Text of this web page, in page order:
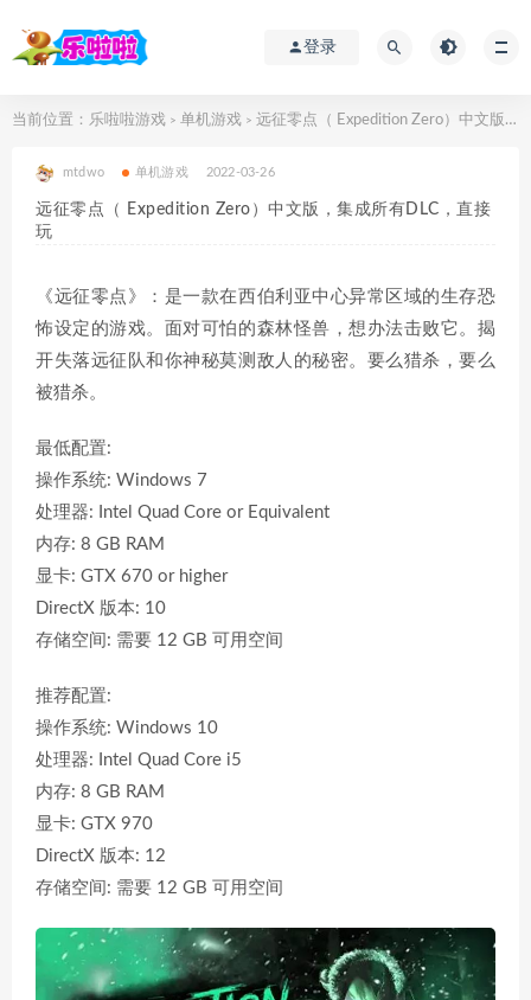
登录
当前位置： 乐啦啦游戏 > 单机游戏 > 远征零点（ Expedition Zero）中文版，集成所有DLC，直接玩
mtdwo 单机游戏 2022-03-26
远征零点（ Expedition Zero）中文版，集成所有DLC，直接
玩
《远征零点》：是一款在西伯利亚中心异常区域的生存恐
怖设定的游戏。面对可怕的森林怪兽，想办法击败它。揭
开失落远征队和你神秘莫测敌人的秘密。要么猎杀，要么
被猎杀。
最低配置:
操作系统: Windows 7
处理器: Intel Quad Core or Equivalent
内存: 8 GB RAM
显卡: GTX 670 or higher
DirectX 版本: 10
存储空间: 需要 12 GB 可用空间
推荐配置:
操作系统: Windows 10
处理器: Intel Quad Core i5
内存: 8 GB RAM
显卡: GTX 970
DirectX 版本: 12
存储空间: 需要 12 GB 可用空间